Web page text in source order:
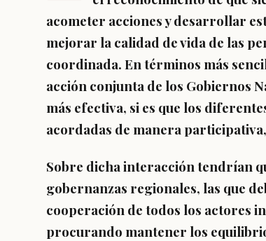
acometer acciones y desarrollar
mejorar la calidad de vida de las
coordinada. En términos más
acción conjunta de los Gobiernos
más efectiva, si es que los
acordadas de manera
Sobre dicha interacción tendrían
gobernanzas regionales, las que
cooperación de todos los actores
procurando mantener los